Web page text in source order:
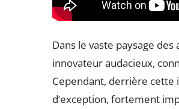
Dans le vaste paysage
innovateur audacieux,
Cependant, derrière cette
d’exception, fortement